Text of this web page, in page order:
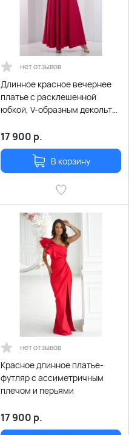
нет отзывов
Длинное красное вечернее
платье с расклешенной
юбкой, V-образным декольте
рукавчиками
17 900 р.
В корзину
нет отзывов
Красное длинное платье-
футляр с ассиметричным
плечом и перьями
17 900 р.